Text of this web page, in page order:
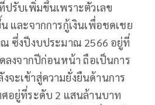
รับเพิ่มขึ้นเพราะตัวเลข
และจากการกู้เงินเพื่อชดเชย
ซึ่งปีงบประมาณ 2566 อยู่ที่
ลงจากปีก่อนหน้า ถือเป็นการ
จะเข้าสู่ความยั่งยืนด้านการ
ศอยู่ที่ระดับ 2 แสนล้านบาท